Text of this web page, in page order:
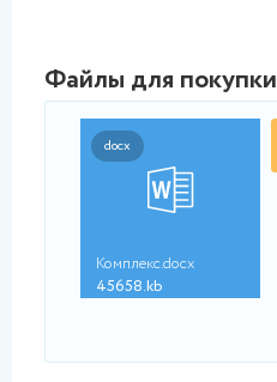
Файлы для покупки
docx
Комплекс.docx
45658.kb